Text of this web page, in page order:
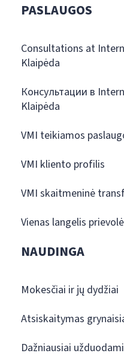
PASLAUGOS
Consultations at
Klaipėda
Консультации в
Klaipėda
VMI teikiamos
VMI kliento profilis
VMI skaitmeninė
Vienas langelis
NAUDINGA
Mokesčiai ir jų dydžiai
Atsiskaitymas
Dažniausiai